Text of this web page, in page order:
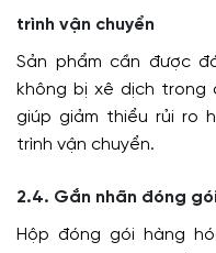
trình vận chuyển
Sản phẩm cần được
không bị xê dịch trong
giúp giảm thiểu rủi ro
trình vận chuyển.
2.4. Gắn nhãn đóng
Hộp đóng gói hàng